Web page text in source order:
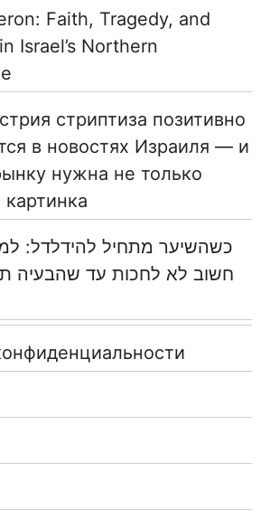
Faith, Tragedy, and
Israel’s Northern
стриптиза позитивно
в новостях Израиля — и
нужна не только
картинка
כשהשיער מתחיל להידלדל:
חשוב לא לחכות עד שהבעיה